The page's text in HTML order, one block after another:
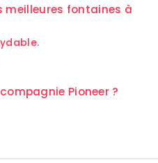
meilleures fontaines à
Pioneer ?